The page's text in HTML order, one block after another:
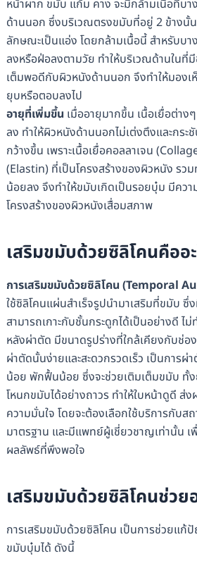
หน้าผาก ขมับ แก้ม คาง จะมีกล้ามเนื้อที่บ
ด้านนอก ซึ่งบริเวณตรงขมับที่อยู่ 2 ข้างนั้
ลักษณะเป็นแอ่ง โดยกล้ามเนื้อนี้ สำหรับบ
ลงหรือฝ่อลงตามวัย ทำให้บริเวณด้านในที่
เต็มพอดีกับผิวหนังด้านนอก จึงทำให้มอง
ยุบหรือตอบลงไป
อายุที่เพิ่มขึ้น เมื่ออายุมากขึ้น เนื้อเยื่อต่า
ลง ทำให้ผิวหนังด้านนอกไม่เต่งตึงและกระ
กว้างขึ้น เพราะเนื้อเยื่อคอลลาเจน
(Elastin) ที่เป็นโครงสร้างของผิวหนัง รว
น้อยลง จึงทำให้ขมับเกิดเป็นรอยบุ๋ม มีคว
โครงสร้างของผิวหนังเสื่อมสภาพ
เสริมขมับด้วยซิลิโคนคืออะ
การเสริมขมับด้วยซิลิโคน (Temporal
ใช้ซิลิโคนแผ่นสำเร็จรูปนำมาเสริมที่ขมับ
สามารถเกาะกับชั้นกระดูกได้เป็นอย่างดี ไม่
หลังผ่าตัด มีขนาดรูปร่างที่ใกล้เคียงกับช่อ
ผ่าตัดนั้นง่ายและสะดวกรวดเร็ว เป็นการผ่
น้อย พักฟื้นน้อย ซึ่งจะช่วยเติมเต็มขมับ ทั้
โหนกขมับได้อย่างถาวร ทำให้ใบหน้าดูดี ส่
ความมั่นใจ โดยจะต้องเลือกใช้บริการกับส
มาตรฐาน และมีแพทย์ผู้เชี่ยวชาญเท่านั้น เ
ผลลัพธ์ที่พึงพอใจ
เสริมขมับด้วยซิลิโคนช่วยอ
การเสริมขมับด้วยซิลิโคน เป็นการช่วยแ
ขมับบุ๋มได้ ดังนี้